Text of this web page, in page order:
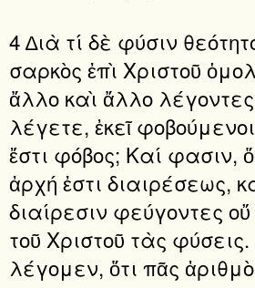
4 ∆ιὰ τί δὲ φύσιν
σαρκὸς ἐπὶ Χριστοῦ
ἄλλο καὶ ἄλλο
λέγετε, ἐκεῖ
ἔστι φόβος; Καί φασιν,
ἀρχή ἐστι διαιρέσεως,
διαίρεσιν φεύγοντες
τοῦ Χριστοῦ τὰς
λέγομεν, ὅτι πᾶς